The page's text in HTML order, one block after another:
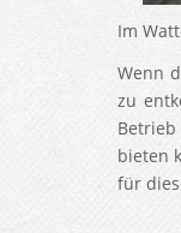
Im
Wenn
zu
bieten
für